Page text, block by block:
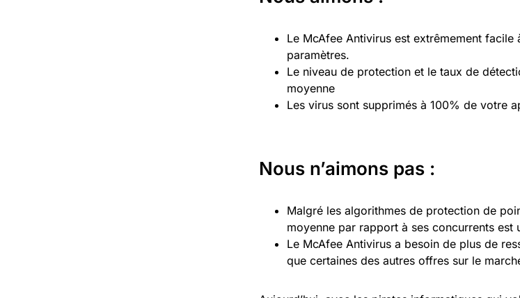
Le McAfee Antivirus est extrêmement
paramètres.
Le niveau de protection et le taux de
moyenne
Les virus sont supprimés à 100% de votre
Nous n’aimons pas :
Malgré les algorithmes de protection de
moyenne par rapport à ses concurrents est
Le McAfee Antivirus a besoin de plus de
que certaines des autres offres sur le